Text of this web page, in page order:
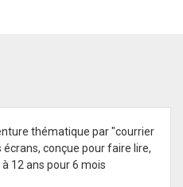
thématique par "courrier
conçue pour faire lire,
12 ans pour 6 mois